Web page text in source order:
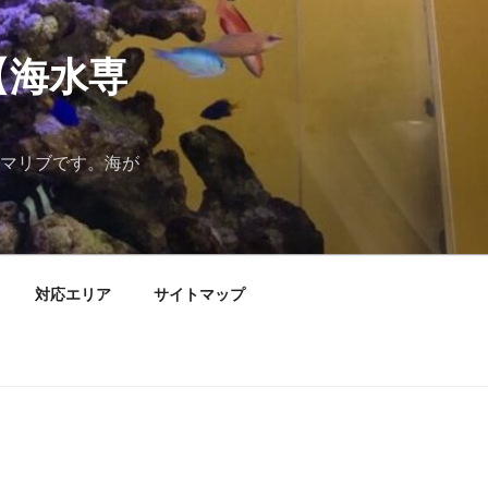
水専
リブです。海が
対応エリア サイトマップ